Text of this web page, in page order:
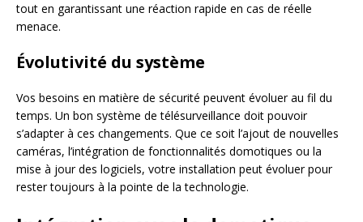
tout en garantissant une réaction rapide en cas de réelle
menace.
Évolutivité du système
Vos besoins en matière de sécurité peuvent évoluer au fil du
temps. Un bon système de télésurveillance doit pouvoir
s’adapter à ces changements. Que ce soit l’ajout de nouvelles
caméras, l’intégration de fonctionnalités domotiques ou la
mise à jour des logiciels, votre installation peut évoluer pour
rester toujours à la pointe de la technologie.